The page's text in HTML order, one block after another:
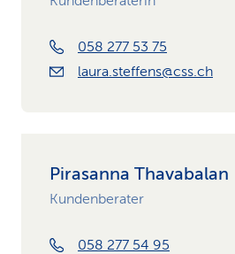
058 277 53 75
laura.steffens@css.ch
Pirasanna Thavabalan
Kundenberater
058 277 54 95